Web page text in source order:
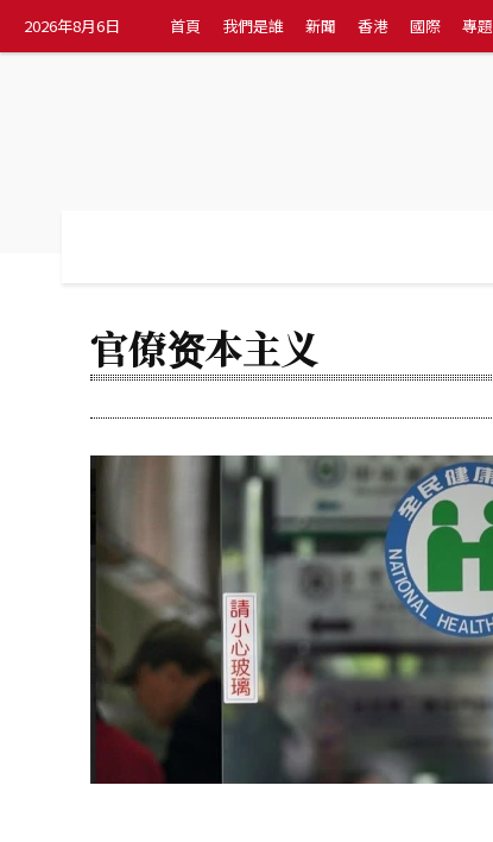
2026年8月6日 首頁 我們是誰 新聞 香港 國際 專題
官僚资本主义